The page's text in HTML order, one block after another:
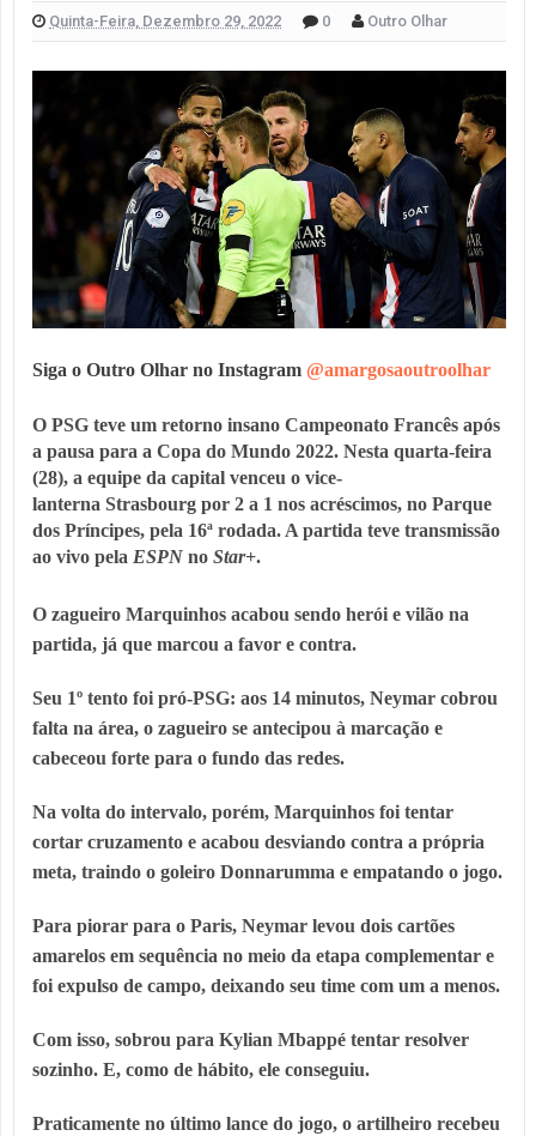
Quinta-Feira, Dezembro 29, 2022 0 Outro Olhar
Siga o Outro Olhar no Instagram @amargosaoutroolhar
O PSG teve um retorno insano Campeonato Francês após
a pausa para a Copa do Mundo 2022. Nesta quarta-feira
(28), a equipe da capital venceu o vice-
lanterna Strasbourg por 2 a 1 nos acréscimos, no Parque
dos Príncipes, pela 16ª rodada. A partida teve transmissão
ao vivo pela ESPN no Star+.
O zagueiro Marquinhos acabou sendo herói e vilão na
partida, já que marcou a favor e contra.
Seu 1º tento foi pró-PSG: aos 14 minutos, Neymar cobrou
falta na área, o zagueiro se antecipou à marcação e
cabeceou forte para o fundo das redes.
Na volta do intervalo, porém, Marquinhos foi tentar
cortar cruzamento e acabou desviando contra a própria
meta, traindo o goleiro Donnarumma e empatando o jogo.
Para piorar para o Paris, Neymar levou dois cartões
amarelos em sequência no meio da etapa complementar e
foi expulso de campo, deixando seu time com um a menos.
Com isso, sobrou para Kylian Mbappé tentar resolver
sozinho. E, como de hábito, ele conseguiu.
Praticamente no último lance do jogo, o artilheiro recebeu